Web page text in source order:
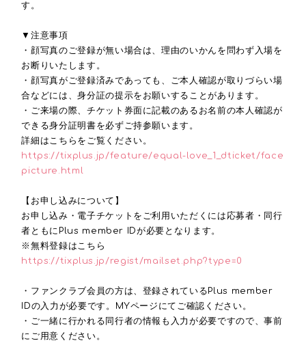
す。
▼注意事項
・顔写真のご登録が無い場合は、理由のいかんを問わず入場を
お断りいたします。
・顔写真がご登録済みであっても、ご本人確認が取りづらい場
合などには、身分証の提示をお願いすることがあります。
・ご来場の際、チケット券面に記載のあるお名前の本人確認が
できる身分証明書を必ずご持参願います。
詳細はこちらをご覧ください。
https://tixplus.jp/feature/equal-love_1_dticket/face
picture.html
【お申し込みについて】
お申し込み・電子チケットをご利用いただくには応募者・同行
者ともにPlus member IDが必要となります。
※無料登録はこちら
https://tixplus.jp/regist/mailset.php?type=0
・ファンクラブ会員の方は、登録されているPlus member
IDの入力が必要です。 MYページにてご確認ください。
・ご一緒に行かれる同行者の情報も入力が必要ですので、事前
にご用意ください。